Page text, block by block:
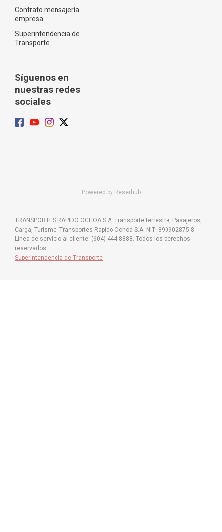
Contrato mensajería
empresa
Superintendencia de
Transporte
Síguenos en
nuestras redes
sociales
Powered by Reserhub
TRANSPORTES RAPIDO OCHOA S.A. Transporte terrestre, Pasajeros,
Carga, Turismo. Transportes Rapido Ochoa S.A. NIT: 890902875-8
Línea de servicio al cliente: (604) 444 8888. Todos los derechos
reservados.
Superintendencia de Transporte